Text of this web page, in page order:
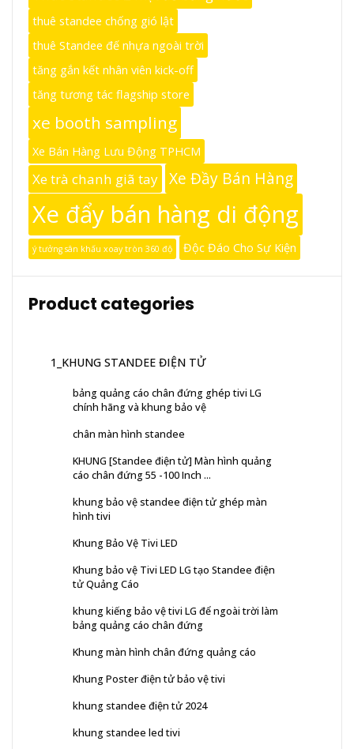
thuê standee chống gió lật
thuê Standee đế nhựa ngoài trời
tăng gắn kết nhân viên kick-off
tăng tương tác flagship store
xe booth sampling
Xe Bán Hàng Lưu Động TPHCM
Xe trà chanh giã tay Xe Đầy Bán Hàng
Xe đẩy bán hàng di động
ý tưởng sân khấu xoay tròn 360 độ Độc Đáo Cho Sự Kiện
Product categories
1_KHUNG STANDEE ĐIỆN TỬ
bảng quảng cáo chân đứng ghép tivi LG
chính hãng và khung bảo vệ
chân màn hình standee
KHUNG [Standee điện tử] Màn hình quảng
cáo chân đứng 55 -100 Inch ...
khung bảo vệ standee điện tử ghép màn
hình tivi
Khung Bảo Vệ Tivi LED
Khung bảo vệ Tivi LED LG tạo Standee điện
tử Quảng Cáo
khung kiếng bảo vệ tivi LG để ngoài trời làm
bảng quảng cáo chân đứng
Khung màn hình chân đứng quảng cáo
Khung Poster điện tử bảo vệ tivi
khung standee điện tử 2024
khung standee led tivi